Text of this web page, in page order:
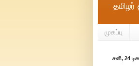
முகப்பு
சனி, 24